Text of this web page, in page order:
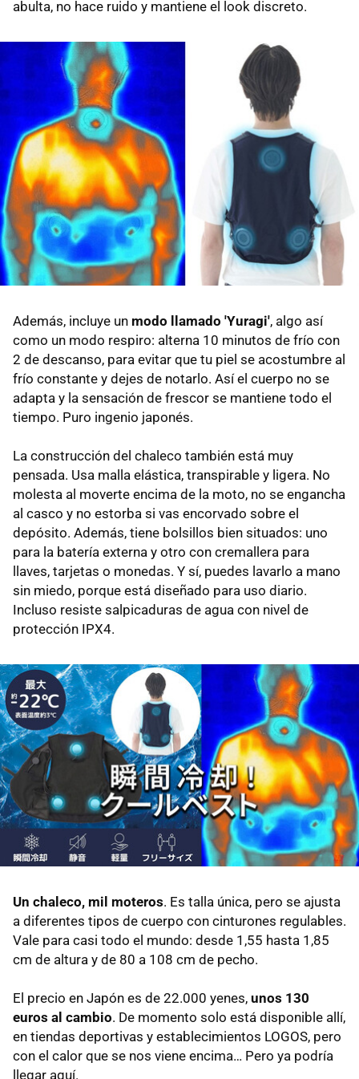
abulta, no hace ruido y mantiene el look discreto.
Además, incluye un modo llamado 'Yuragi', algo así
como un modo respiro: alterna 10 minutos de frío con
2 de descanso, para evitar que tu piel se acostumbre al
frío constante y dejes de notarlo. Así el cuerpo no se
adapta y la sensación de frescor se mantiene todo el
tiempo. Puro ingenio japonés.
La construcción del chaleco también está muy
pensada. Usa malla elástica, transpirable y ligera. No
molesta al moverte encima de la moto, no se engancha
al casco y no estorba si vas encorvado sobre el
depósito. Además, tiene bolsillos bien situados: uno
para la batería externa y otro con cremallera para
llaves, tarjetas o monedas. Y sí, puedes lavarlo a mano
sin miedo, porque está diseñado para uso diario.
Incluso resiste salpicaduras de agua con nivel de
protección IPX4.
Un chaleco, mil moteros. Es talla única, pero se ajusta
a diferentes tipos de cuerpo con cinturones regulables.
Vale para casi todo el mundo: desde 1,55 hasta 1,85
cm de altura y de 80 a 108 cm de pecho.
El precio en Japón es de 22.000 yenes, unos 130
euros al cambio. De momento solo está disponible allí,
en tiendas deportivas y establecimientos LOGOS, pero
con el calor que se nos viene encima… Pero ya podría
llegar aquí.